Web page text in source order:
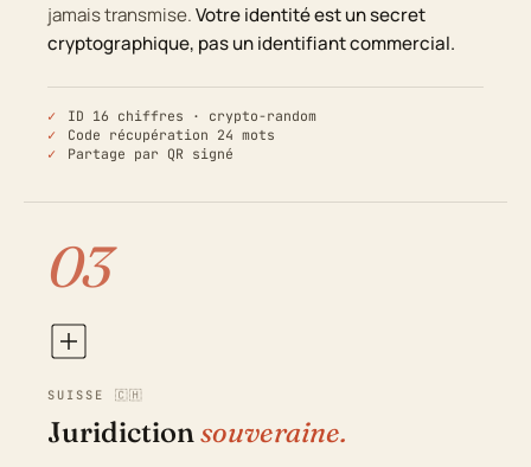
jamais transmise.Votre identité est un secret
cryptographique, pas un identifiant commercial.
ID 16 chiffres · crypto-random
Code récupération 24 mots
Partage par QR signé
03
SUISSE 🇨🇭
Juridiction souveraine.